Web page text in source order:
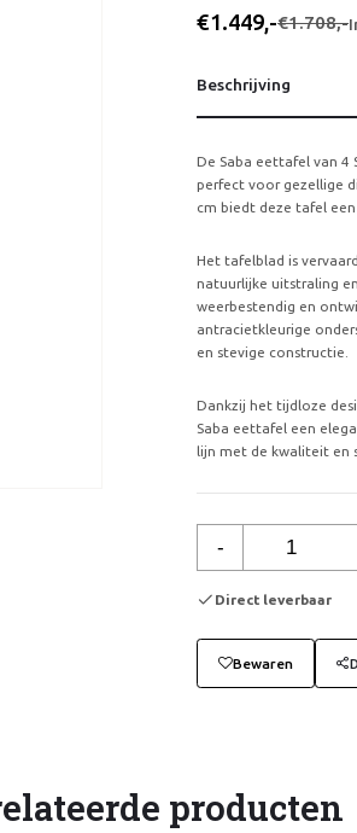
€1.449,-€1.708,-
Beschrijving
De Saba eettafel van 4
perfect voor gezellige
cm biedt deze tafel
Het tafelblad is
natuurlijke uitstraling
weerbestendig en
antracietkleurige
en stevige constructie.
Dankzij het tijdloze
Saba eettafel een
lijn met de kwaliteit en
-
Direct leverbaar
Bewaren
producten